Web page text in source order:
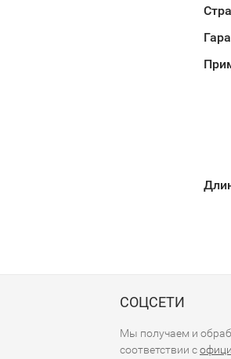
СОЦСЕТИ
Мы получаем и
соответствии с